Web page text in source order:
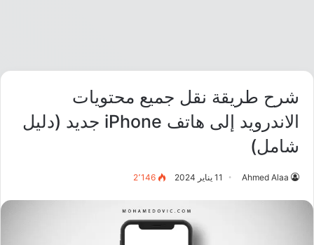
شرح طريقة نقل جميع محتويات
الاندرويد إلى هاتف iPhone جديد (دليل
شامل)
Ahmed Alaa 11 يناير 2024 2٬146